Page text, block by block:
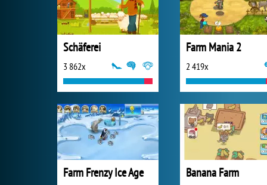
Schäferei
3 862x
Farm Mania 2
2 419x
Farm Frenzy Ice Age Banana Farm